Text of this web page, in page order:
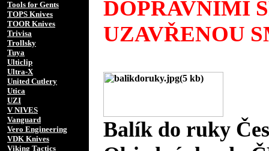
Tools for Gents
TOPS Knives
TOOR Knives
Trivisa
Trollsky
Tuya
Ulticlip
Ultra-X
United Cutlery
Utica
UZI
V NIVES
Vanguard
Vero Engineering
VDK Knives
Viking Tactics
DOPRAVNÍMI
UZAVŘENOU
Balík do ruky